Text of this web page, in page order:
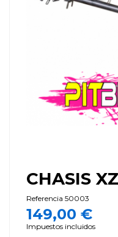
CHASIS
Referencia 50003
149,00 €
Impuestos incluidos